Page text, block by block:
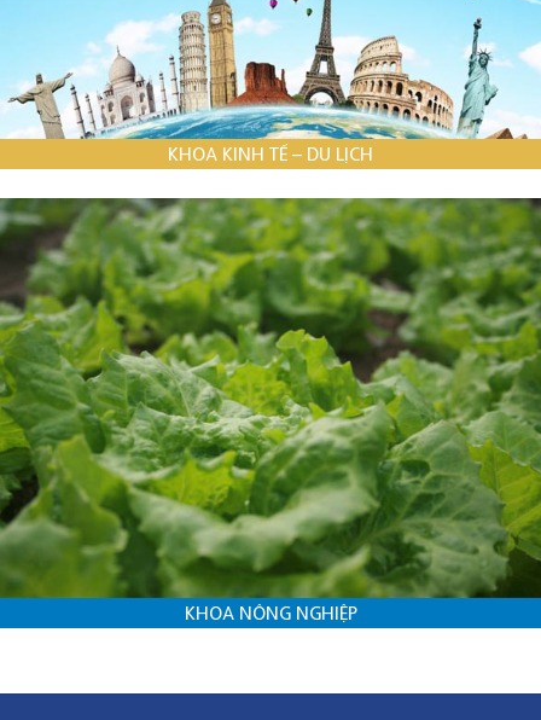
KHOA KINH TẾ – DU LỊCH
KHOA NÔNG NGHIỆP